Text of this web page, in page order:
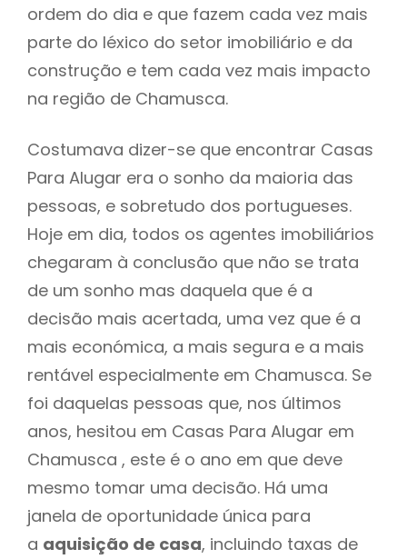
ordem do dia e que fazem cada vez mais
parte do léxico do setor imobiliário e da
construção e tem cada vez mais impacto
na região de Chamusca.
Costumava dizer-se que encontrar Casas
Para Alugar era o sonho da maioria das
pessoas, e sobretudo dos portugueses.
Hoje em dia, todos os agentes imobiliários
chegaram à conclusão que não se trata
de um sonho mas daquela que é a
decisão mais acertada, uma vez que é a
mais económica, a mais segura e a mais
rentável especialmente em Chamusca. Se
foi daquelas pessoas que, nos últimos
anos, hesitou em Casas Para Alugar em
Chamusca , este é o ano em que deve
mesmo tomar uma decisão. Há uma
janela de oportunidade única para
a aquisição de casa, incluindo taxas de